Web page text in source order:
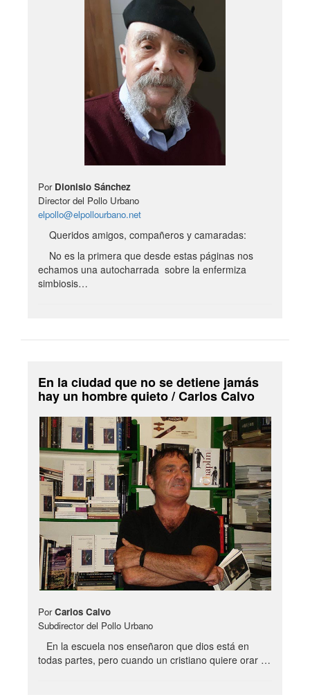
Por Dionisio Sánchez
Director del Pollo Urbano
elpollo@elpollourbano.net
Queridos amigos, compañeros y camaradas:
No es la primera que desde estas páginas nos
echamos una autocharrada sobre la enfermiza
simbiosis…
En la ciudad que no se detiene jamás
hay un hombre quieto / Carlos Calvo
PorCarlos Calvo
Subdirector del Pollo Urbano
En la escuela nos enseñaron que dios está en
todas partes, pero cuando un cristiano quiere orar …